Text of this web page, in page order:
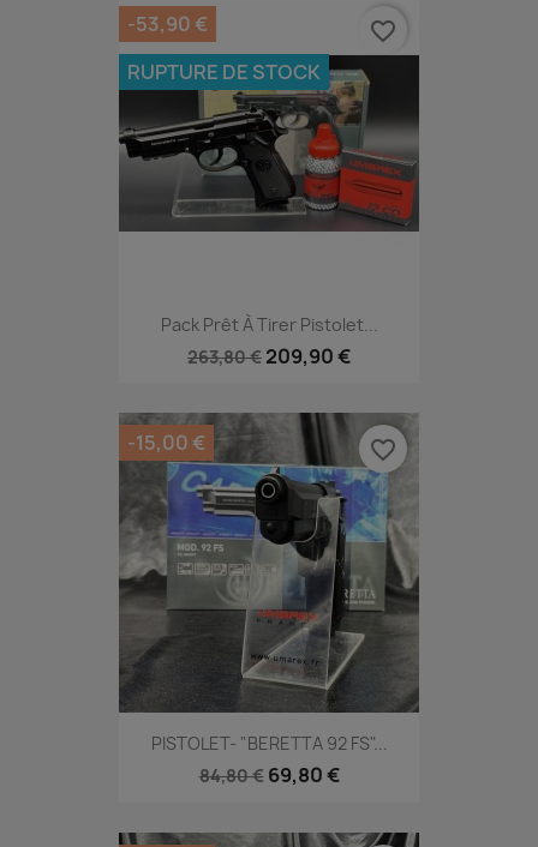
Pack Prêt À Tirer Pistolet...
263,80 € 209,90 €
-53,90 €
RUPTURE DE STOCK
favorite_border
PISTOLET- "BERETTA 92 FS"...
84,80 € 69,80 €
-15,00 € favorite_border